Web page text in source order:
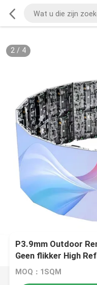
2/ 4
P3.9mm Outdoor
Geen flikker High
MOQ：1SQM